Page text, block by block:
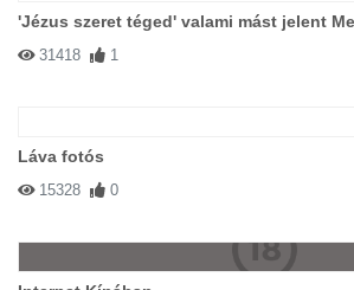
'Jézus szeret téged' valami mást jelent
31418 1
Láva fotós
15328 0